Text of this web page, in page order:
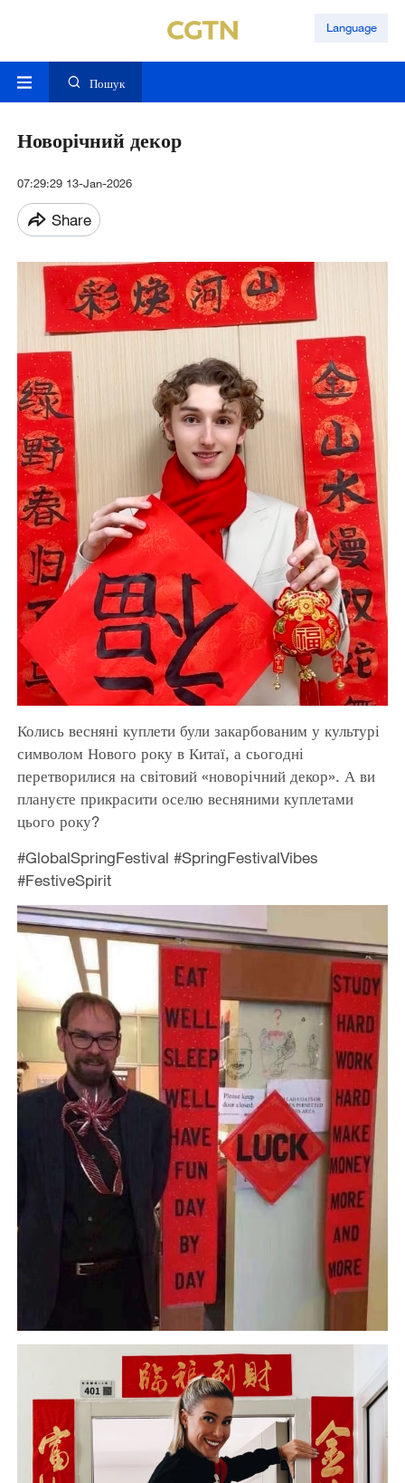
Language
Пошук
Новорічний декор
07:29:29 13-Jan-2026
Share
Колись весняні куплети були закарбованим у культурі
символом Нового року в Китаї, а сьогодні
перетворилися на світовий «новорічний декор». А ви
плануєте прикрасити оселю весняними куплетами
цього року?
#GlobalSpringFestival #SpringFestivalVibes
#FestiveSpirit